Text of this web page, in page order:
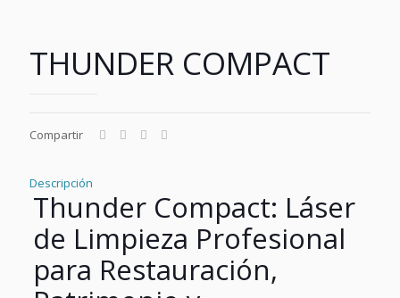
THUNDER COMPACT
Compartir
Descripción
Thunder Compact: Láser
de Limpieza Profesional
para Restauración,